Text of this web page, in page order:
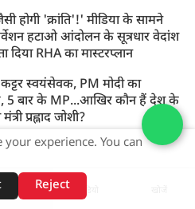
होगी 'क्रांति'!' मीडिया के सामने
हटाओ आंदोलन के सूत्रधार वेदांश
दिया RHA का मास्टरप्लान
स्वयंसेवक, PM मोदी का
5 बार के MP...आखिर कौन हैं देश के
प्रह्लाद जोशी?
experience. You can
Reject